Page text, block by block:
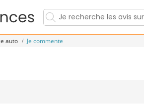
auto Je commente